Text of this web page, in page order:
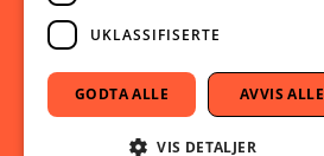
Instagram
Youtube
LinkedIn
TikTok
UKLASSIFISERTE
GODTA ALLE AVVIS ALLE
VIS DETALJER